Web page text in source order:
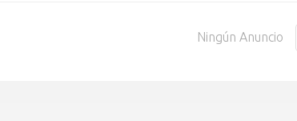
Ningún Anuncio